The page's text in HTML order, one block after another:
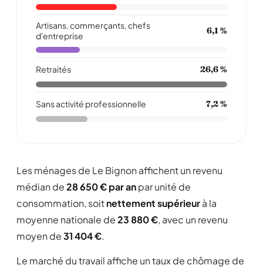
Artisans, commerçants, chefs
d'entreprise
6,1 %
Retraités 26,6 %
Sans activité professionnelle 7,2 %
Les ménages de Le Bignon affichent un revenu
médian de28 650 € par anpar unité de
consommation, soitnettement supérieurà la
moyenne nationale de23 880 €, avec un revenu
moyen de31 404 €.
Le marché du travail affiche un taux de chômage de